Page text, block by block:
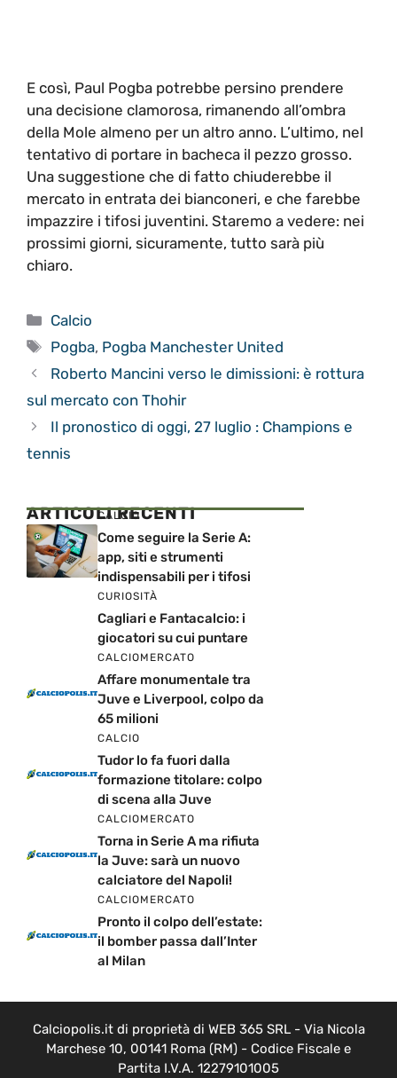
E così, Paul Pogba potrebbe persino prendere
una decisione clamorosa, rimanendo all’ombra
della Mole almeno per un altro anno. L’ultimo, nel
tentativo di portare in bacheca il pezzo grosso.
Una suggestione che di fatto chiuderebbe il
mercato in entrata dei bianconeri, e che farebbe
impazzire i tifosi juventini. Staremo a vedere: nei
prossimi giorni, sicuramente, tutto sarà più
chiaro.
Categorie
Calcio
Tag
Pogba, Pogba Manchester United
Roberto Mancini verso le dimissioni: è rottura
sul mercato con Thohir
Il pronostico di oggi, 27 luglio : Champions e
tennis
ARTICOLI RECENTI
CALCIO
Come seguire la Serie A:
app, siti e strumenti
indispensabili per i tifosi
CURIOSITÀ
Cagliari e Fantacalcio: i
giocatori su cui puntare
CALCIOMERCATO
Affare monumentale tra
Juve e Liverpool, colpo da
65 milioni
CALCIO
Tudor lo fa fuori dalla
formazione titolare: colpo
di scena alla Juve
CALCIOMERCATO
Torna in Serie A ma rifiuta
la Juve: sarà un nuovo
calciatore del Napoli!
CALCIOMERCATO
Pronto il colpo dell’estate:
il bomber passa dall’Inter
al Milan
Calciopolis.it di proprietà di WEB 365 SRL - Via Nicola
Marchese 10, 00141 Roma (RM) - Codice Fiscale e
Partita I.V.A. 12279101005